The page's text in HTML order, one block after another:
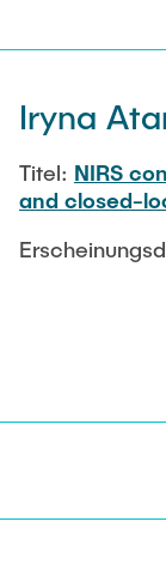
Iryna
Titel: NIRS
and closed-